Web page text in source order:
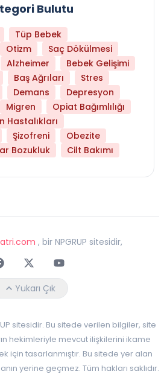
Bulutu
Tüp Bebek
Otizm
Saç Dökülmesi
Alzheimer
Bebek Gelişimi
Baş Ağrıları
Stres
Demans
Depresyon
Migren
Opiat Bağımlılığı
Hastalıkları
Şizofreni
Obezite
Bozukluk Cilt Bakımı
, bir NPGRUP sitesidir,
FaceebokTwitterYoutube
Yukarı Çık
sitesidir. Bu sitede verilen bilgiler, site
hekimleriyle mevcut ilişkilerini ikame
için tasarlanmıştır. Bu sitede yer alan
yerine geçmez. Tüm hakları saklıdır.